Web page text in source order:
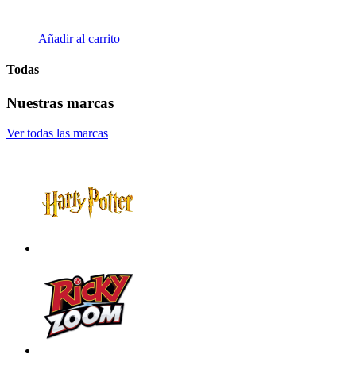
Añadir al carrito
Todas
Nuestras marcas
Ver todas las marcas